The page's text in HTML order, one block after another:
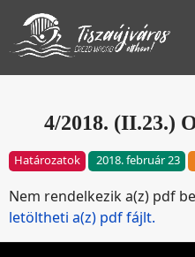
4/2018. (II.23.)
Határozatok 2018. február 23
Nem rendelkezik a(z) pdf
letöltheti a(z) pdf fájlt.